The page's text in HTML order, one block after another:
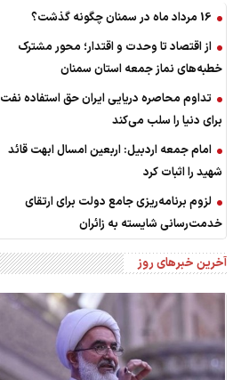
از اقتصاد تا وحدت و اقتدار؛ محور مشترک
خطبه‌های نماز جمعه استان سمنان
تداوم محاصره دریایی ایران حق استفاده نفت
برای دنیا را سلب می‌کند
امام جمعه اردبیل: اربعین امسال ابهت قائد
شهید را اثبات کرد
لزوم برنامه‌ریزی جامع دولت برای ارتقای
خدمت‌رسانی شایسته به زائران
آخرین خبرهای روز